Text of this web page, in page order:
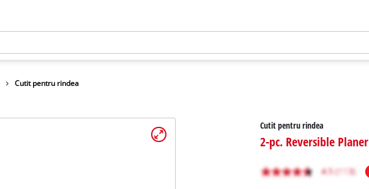
Cutit pentru rindea
Cutit pentru rindea
2-pc. Reversible